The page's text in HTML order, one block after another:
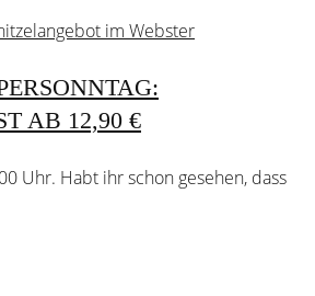
AB 12,90 €
Uhr. Habt ihr schon gesehen, dass